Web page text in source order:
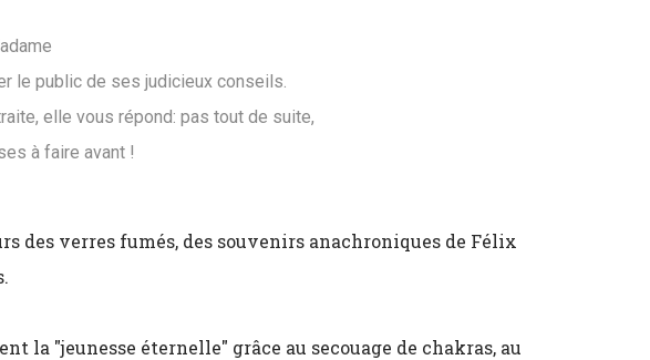
le public de ses judicieux conseils.
elle vous répond: pas tout de suite,
à faire avant !
des verres fumés, des souvenirs anachroniques de Félix
la "jeunesse éternelle" grâce au secouage de chakras, au